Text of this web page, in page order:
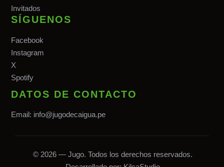
Invitados
SÍGUENOS
Facebook
Instagram
X
Spotify
DATOS DE CONTACTO
Email: info@jugodecaigua.pe
© 2026 — Jugo. Todos los derechos reservados.